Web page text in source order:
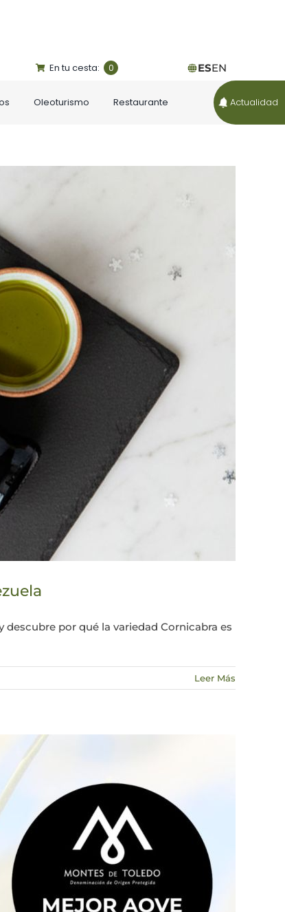
En tu cesta: 0 ESEN
Oleoturismo Restaurante Actualidad
descubre por qué la variedad Cornicabra es
Leer Más